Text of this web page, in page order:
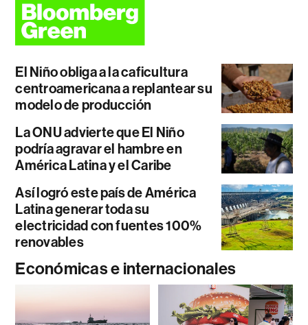
El Niño obliga a la caficultura
centroamericana a replantear su
modelo de producción
La ONU advierte que El Niño
podría agravar el hambre en
América Latina y el Caribe
Así logró este país de América
Latina generar toda su
electricidad con fuentes 100%
renovables
Económicas e internacionales